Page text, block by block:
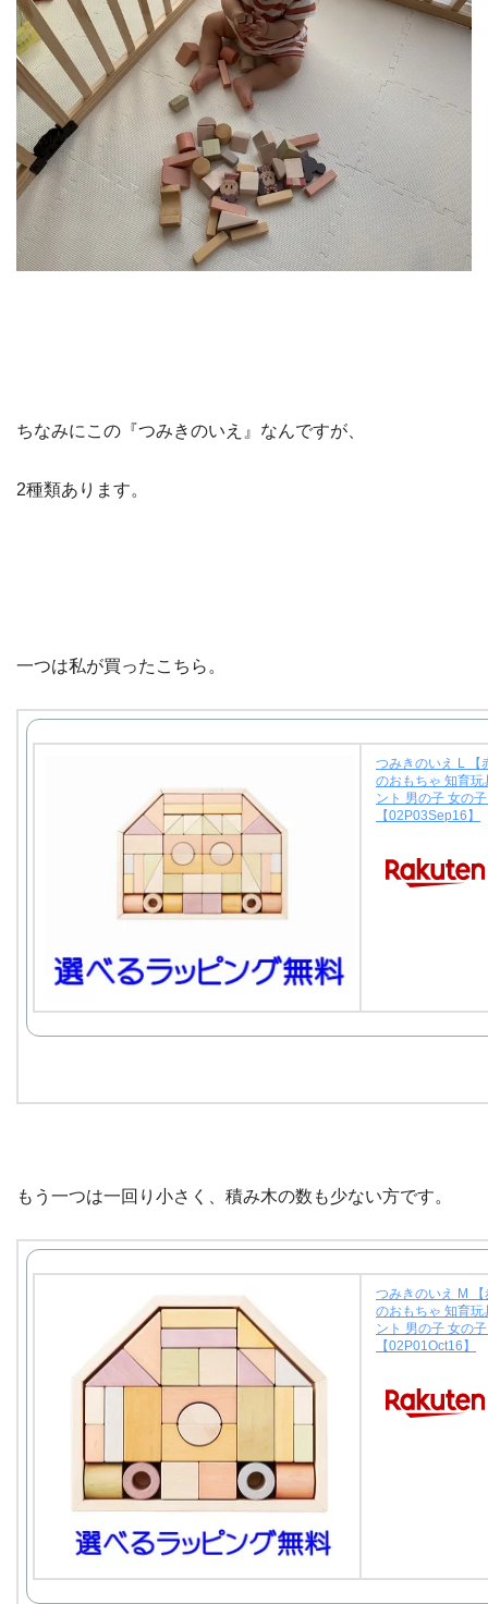
ちなみにこの『つみきのいえ』なんですが、
2種類あります。
一つは私が買ったこちら。
つみきのいえ L
のおもちゃ 知育
ント 男の子 女
【02P03Sep16】
もう一つは一回り小さく、積み木の数も少ない方です。
つみきのいえ M
のおもちゃ 知育
ント 男の子 女
【02P01Oct16】